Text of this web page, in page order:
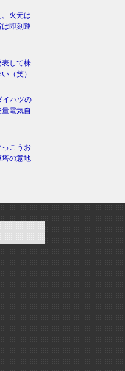
火元は
即刻運
表して株
（笑）
イハツの
電気自
こうお
塔の意地